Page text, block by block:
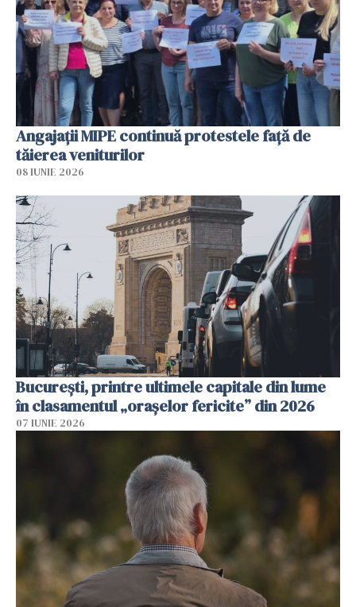
Angajaţii MIPE continuă protestele faţă de
tăierea veniturilor
08 IUNIE 2026
București, printre ultimele capitale din lume
în clasamentul „orașelor fericite” din 2026
07 IUNIE 2026